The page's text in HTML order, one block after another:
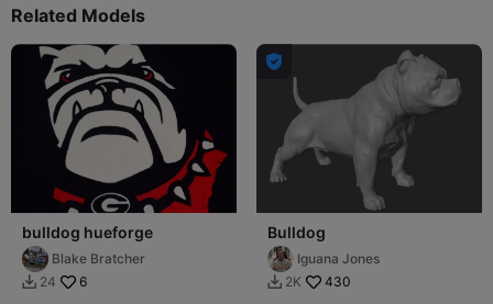
Related Models
bulldog hueforge
Blake Bratcher
 24 6

Bulldog
Iguana Jones
 2K 430